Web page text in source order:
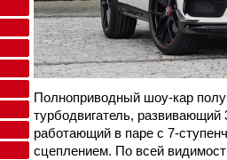
Полноприводный шоу-кар
турбодвигатель,
работающий в паре с 7-
сцеплением. По всей